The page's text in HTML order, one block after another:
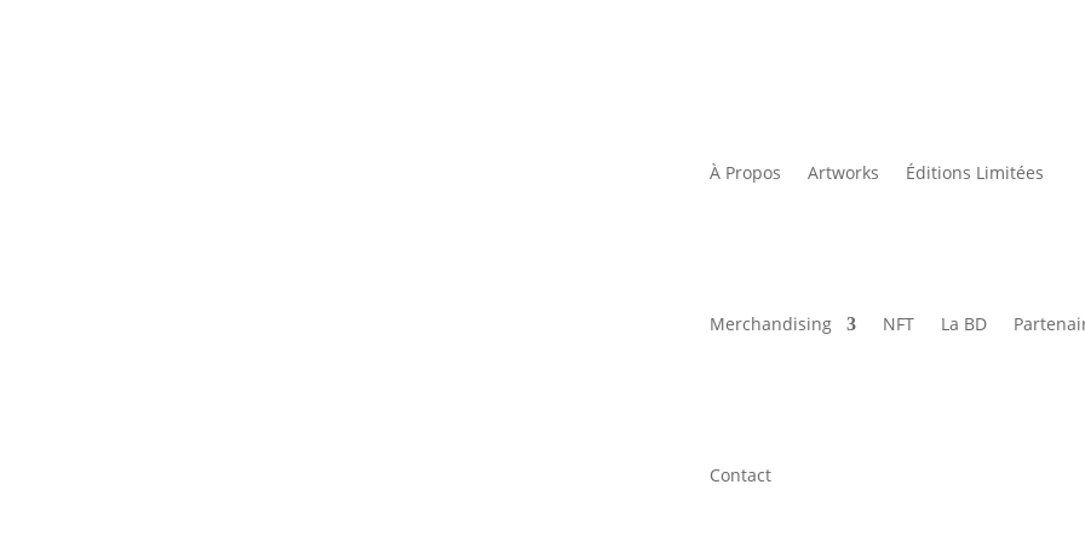
À Propos Artworks Éditions Limitées
Merchandising NFT La BD
Contact